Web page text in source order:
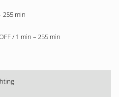
255 min
/ 1 min – 255 min